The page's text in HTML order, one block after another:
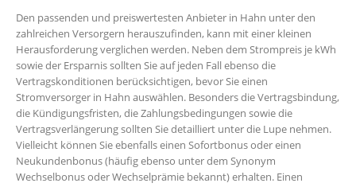
Den passenden und preiswertesten Anbieter in Hahn unter den
zahlreichen Versorgern herauszufinden, kann mit einer kleinen
Herausforderung verglichen werden. Neben dem Strompreis je kWh
sowie der Ersparnis sollten Sie auf jeden Fall ebenso die
Vertragskonditionen berücksichtigen, bevor Sie einen
Stromversorger in Hahn auswählen. Besonders die Vertragsbindung,
die Kündigungsfristen, die Zahlungsbedingungen sowie die
Vertragsverlängerung sollten Sie detailliert unter die Lupe nehmen.
Vielleicht können Sie ebenfalls einen Sofortbonus oder einen
Neukundenbonus (häufig ebenso unter dem Synonym
Wechselbonus oder Wechselprämie bekannt) erhalten. Einen